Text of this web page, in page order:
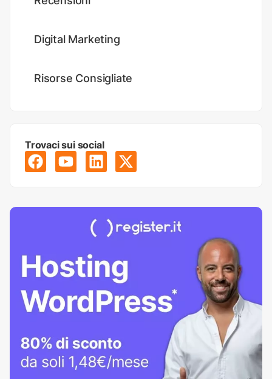
Digital Marketing
Risorse Consigliate
Trovaci sui social